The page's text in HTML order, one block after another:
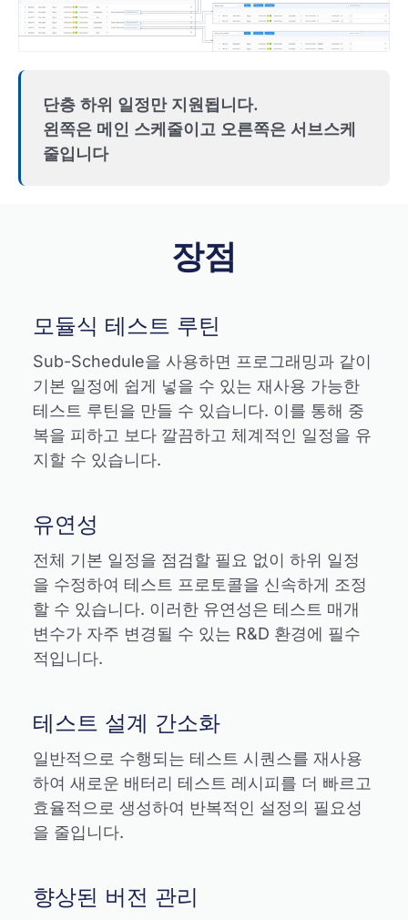
단층 하위 일정만 지원됩니다.
왼쪽은 메인 스케줄이고 오른쪽은 서브스케
줄입니다
장점
모듈식 테스트 루틴
Sub-Schedule을 사용하면 프로그래밍과 같이
기본 일정에 쉽게 넣을 수 있는 재사용 가능한
테스트 루틴을 만들 수 있습니다. 이를 통해 중
복을 피하고 보다 깔끔하고 체계적인 일정을 유
지할 수 있습니다.
유연성
전체 기본 일정을 점검할 필요 없이 하위 일정
을 수정하여 테스트 프로토콜을 신속하게 조정
할 수 있습니다. 이러한 유연성은 테스트 매개
변수가 자주 변경될 수 있는 R&D 환경에 필수
적입니다.
테스트 설계 간소화
일반적으로 수행되는 테스트 시퀀스를 재사용
하여 새로운 배터리 테스트 레시피를 더 빠르고
효율적으로 생성하여 반복적인 설정의 필요성
을 줄입니다.
향상된 버전 관리